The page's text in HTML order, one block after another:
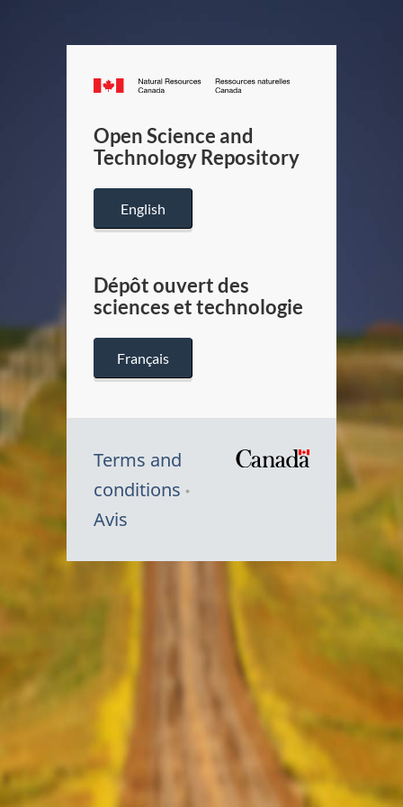
Canada.ca
/
Canada
Open Science and
Technology Repository
English
Dépôt ouvert des
sciences et technologie
Français
Terms and
conditions
Avis
Symbole
Canada